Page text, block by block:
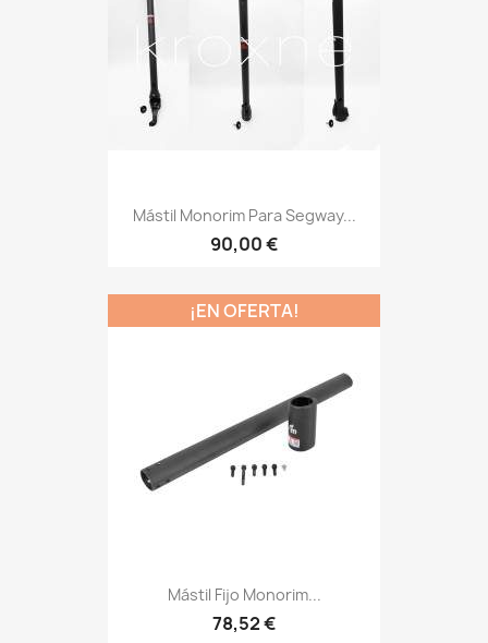
Mástil Monorim Para Segway...
90,00 €
Mástil Fijo Monorim...
78,52 €
¡EN OFERTA!